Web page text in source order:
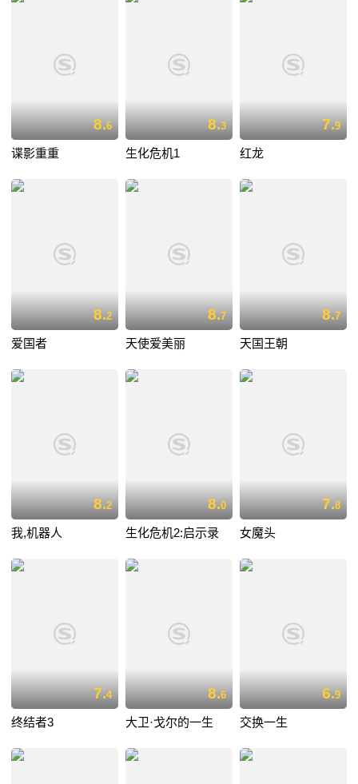
8.6
谍影重重
8.3
生化危机1
7.9
红龙
8.2
爱国者
8.7
天使爱美丽
8.7
天国王朝
8.2
我,机器人
8.0
生化危机2:启示录
7.8
女魔头
7.4
终结者3
8.6
大卫·戈尔的一生
6.9
交换一生